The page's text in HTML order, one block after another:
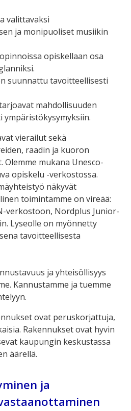
valittavaksi
ja monipuoliset musiikin
opiskellaan osa
suunnattu tavoitteellisesti
mahdollisuuden
ympäristökysymyksiin.
vierailut sekä
raadin ja kuoron
mukana Unesco-
opiskelu -verkostossa.
näkyvät
toimintamme on vireää:
verkostoon, Nordplus Junior-
Lyseolle on myönnetty
tavoitteellisesta
ja yhteisöllisyys
Kannustamme ja tuemme
ovat peruskorjattuja,
Rakennukset ovat hyvin
kaupungin keskustassa
äärellä.
ja